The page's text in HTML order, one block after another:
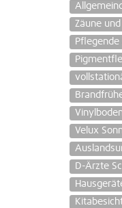
Zäune
Velux
D-Ärzte